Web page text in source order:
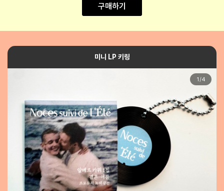
미니 LP 키링
1 /4
구매하기